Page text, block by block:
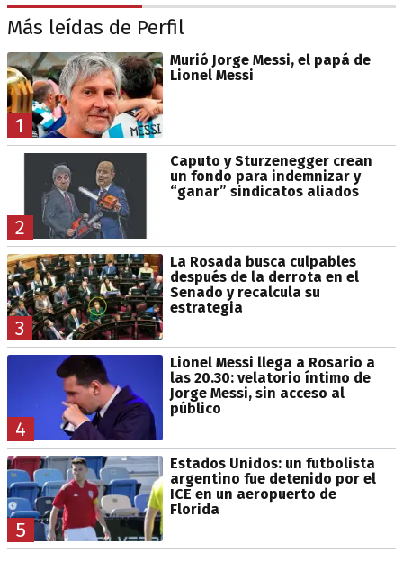
Más leídas de Perfil
1
Murió Jorge Messi, el papá de
Lionel Messi
2
Caputo y Sturzenegger crean
un fondo para indemnizar y
“ganar” sindicatos aliados
3
La Rosada busca culpables
después de la derrota en el
Senado y recalcula su
estrategia
4
Lionel Messi llega a Rosario a
las 20.30: velatorio íntimo de
Jorge Messi, sin acceso al
público
5
Estados Unidos: un futbolista
argentino fue detenido por el
ICE en un aeropuerto de
Florida